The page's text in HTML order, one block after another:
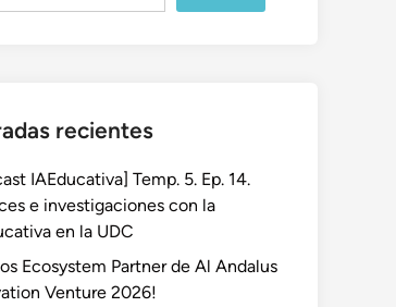
recientes
IAEducativa] Temp. 5. Ep. 14.
e investigaciones con la
en la UDC
Ecosystem Partner de Al Andalus
Venture 2026!